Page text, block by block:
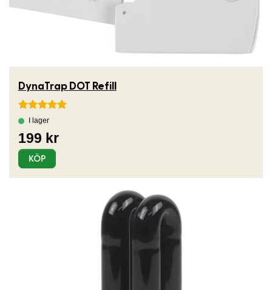
DynaTrap DOT Refill
Betygsatt
KÖP